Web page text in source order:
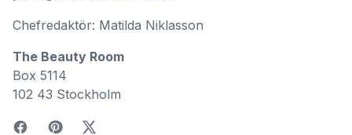
Chefredaktör: Matilda Niklasson
The Beauty Room
Box 5114
102 43 Stockholm